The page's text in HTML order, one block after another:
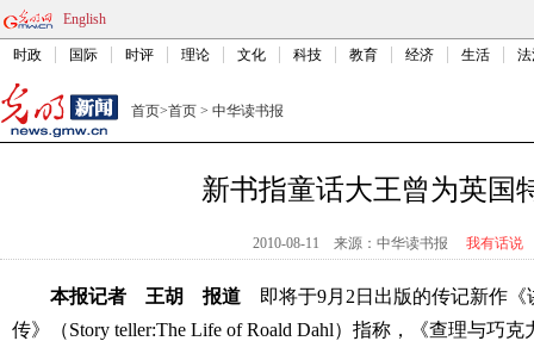
English
时政 国际 时评 理论 文化 科技 教育 经济 生活
首页>首页 > 中华读书报
新书指童话大王曾为英国
2010-08-11 来源：中华读书报 我有话说
本报记者 王胡 报道 即将于9月2日出版的传记新作《
传》（Story teller:The Life of Roald Dahl）指称，《查理与巧